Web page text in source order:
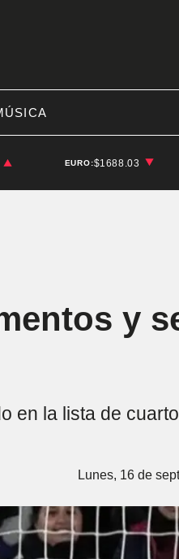
EURO:$1688.03
y
en la lista de
Lunes, 16 de